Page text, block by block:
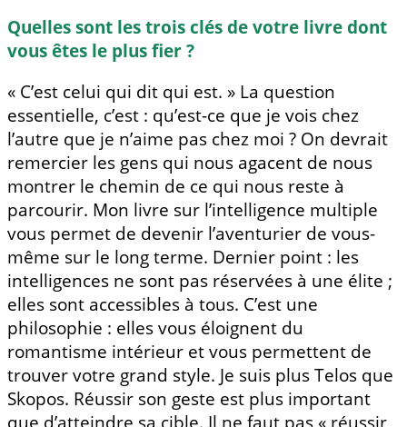
Quelles sont les trois clés de votre livre dont
vous êtes le plus fier ?
« C’est celui qui dit qui est. » La question
essentielle, c’est : qu’est-ce que je vois chez
l’autre que je n’aime pas chez moi ? On devrait
remercier les gens qui nous agacent de nous
montrer le chemin de ce qui nous reste à
parcourir. Mon livre sur l’intelligence multiple
vous permet de devenir l’aventurier de vous-
même sur le long terme. Dernier point : les
intelligences ne sont pas réservées à une élite ;
elles sont accessibles à tous. C’est une
philosophie : elles vous éloignent du
romantisme intérieur et vous permettent de
trouver votre grand style. Je suis plus Telos que
Skopos. Réussir son geste est plus important